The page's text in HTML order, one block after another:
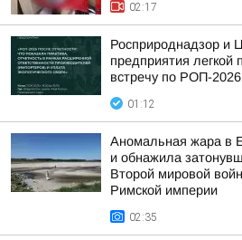
02:17
Росприроднадзор и
предприятия
встречу по РОП-2026
01:12
Аномальная жара в
и обнажила
Второй мировой
Римской империи
02:35